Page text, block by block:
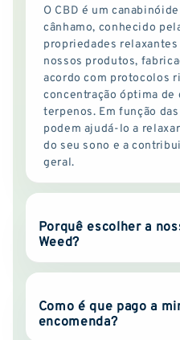
O CBD é um
cânhamo, conhecido
propriedades
nossos produtos,
acordo com protocolos
concentração óptima de
terpenos. Em função
podem ajudá-lo a
do seu sono e a
geral.
Porquê escolher a
Weed?
Como é que pago a
encomenda?